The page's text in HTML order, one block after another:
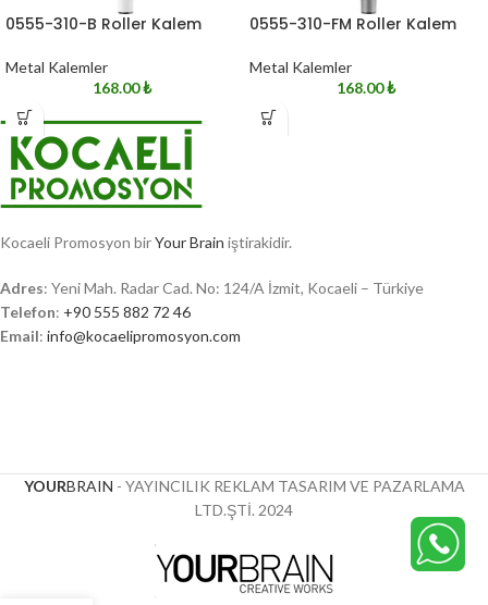
0555-310-B Roller Kalem
Metal Kalemler
168.00₺
0555-310-FM Roller Kalem
Metal Kalemler
168.00₺
Kocaeli Promosyon birYour Brain iştirakidir.
Adres: Yeni Mah. Radar Cad. No: 124/A İzmit, Kocaeli – Türkiye
Telefon: +90 555 882 72 46
Email: info@kocaelipromosyon.com
YOURBRAIN - YAYINCILIK REKLAM TASARIM VE PAZARLAMA
LTD.ŞTİ. 2024